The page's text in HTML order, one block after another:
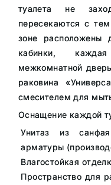
туалета не
пересекаются с
зоне расположены
кабинки,
межкомнатной
раковина
смесителем для
Оснащение каждой
Унитаз из
арматуры
Влагостойкая
Пространство для